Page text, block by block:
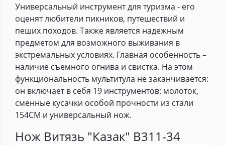
Универсальный инструмент для туризма - его
оценят любители пикников, путешествий и
пеших походов. Также является надежным
предметом для возможного выживания в
экстремальных условиях. Главная особенность –
наличие съемного огнива и свистка. На этом
функциональность мультитула не заканчивается:
он включает в себя 19 инструментов: молоток,
сменные кусачки особой прочности из стали
154СМ и универсальный нож.
Нож Витязь "Казак" B311-34